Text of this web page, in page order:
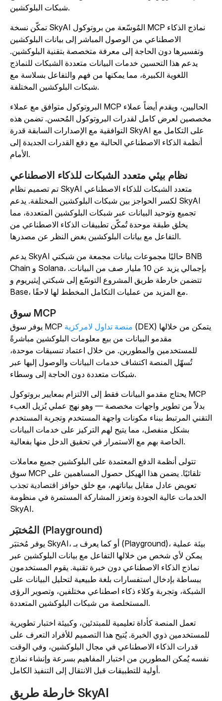
تمكّن نسخة SkyAI المُوسّعة من بروتوكول MCP نماذج الذكاء
الاصطناعي من الوصول المباشر إلى بيانات البلوكشين
وتفسيرها دون الحاجة إلى معرفة متخصصة بتقنية البلوكشين.
يدعم هذا التحسين خدمات البيانات متعددة الشبكات للنماذج
اللغوية الكبيرة، مما يمكنها من فهم والتفاعل بسلاسة مع
البروتوكول متوافق مع عملاء MCP الحاليين، ويقدم أيضاً عملاء
لعرض كامل لقدرات البروتوكول المُحسن. تضمن هذه
التوافقية مع الإصدارات السابقة قدرة SkyAI على التكامل مع
أنظمة الذكاء الاصطناعي الحالية مع دفع القدرات الجديدة إلى
نظام بيئي متعدد الشبكات للذكاء الاصطناعي
تم تصميم نظام SkyAI متعدد الشبكات للذكاء الاصطناعي
لكسر الحواجز بين شبكات البلوكشين المختلفة. يدعم SkyAI
تجميع وتوحيد البيانات عبر شبكات البلوكشين المتعددة، مما
يخلق طبقة موحدة تُمكّن تطبيقات الذكاء الاصطناعي من
يدعم SkyAI حاليًا مجموعات بيانات مجمعة من شبكتي BNB
Chain و Solana، بإجمالي يزيد عن 10 مليار صف من البيانات.
تتضمن خارطة طريق المشروع التوسّع إلى شبكتي إيثيريوم و
سوق MCP
يوفر سوق MCPمنصة تداول لامركزية(DEX) يتمكن من خلالها
مقدمو البيانات من بيع معلومات البلوكشين مباشرةً
للمستخدمين والمطورين. من خلال اعتماد تنسيقات موحدة،
تُسهّل المنصة اكتشاف خدمات البيانات والوصول إليها عبر
يحتاج مقدمو البيانات فقط إلى الالتزام بمعايير بروتوكول MCP
بدلاً من تطوير واجهات مخصصة — وهو نهج عملي يُزيل العبء
المرتبط ببناء مكونات واجهة المستخدم وتجربة المستخدم
بشكل منفصل، مما يتيح لهم التركيز على خدمات البيانات
تتولى أنظمة الدفع المعتمدة على البلوكشين جميع معاملات
سوق MCP تلقائيًا. يضمن هذا الهيكل حصول المساهمين على
تعويض عادل مقابل بياناتهم، مع خلق حوافز اقتصادية تجذب
الخدمات عالية الجودة وتعزز المشاركة المستمرة في منظومة
SkyAI.
المُختبَر (Playground)
يوفر مُختبَر SkyAI، أو كما يعرف بـ (Playground)، بيئة عملية
يمكن لأي شخص من خلالها التفاعل مع بيانات البلوكشين عبر
نماذج الذكاء الاصطناعي دون خبرة تقنية. يقوم المستخدمون
ببساطة بإدخال استفسارات بلغة طبيعية لتحليل البيانات على
الشبكة، وتجربة وكلاء ذكاء اصطناعي مختلفين، وتصوير الرؤى
تعمل المنصة كأداة تعليمية للمبتدئين، وكبيئة اختبار تطويرية
للمستخدمين ذوي الخبرة. يُتيح هذا التصميم للأفراد التعرف على
قدرات الذكاء الاصطناعي في مجال البلوكشين، وفي الوقت
نفسه يُمكن المطورين من اختبار المفاهيم بسرعة وإنشاء نماذج
خارطة طريق SkyAI